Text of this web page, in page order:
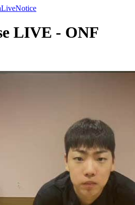
LiveNotice
LIVE - ONF